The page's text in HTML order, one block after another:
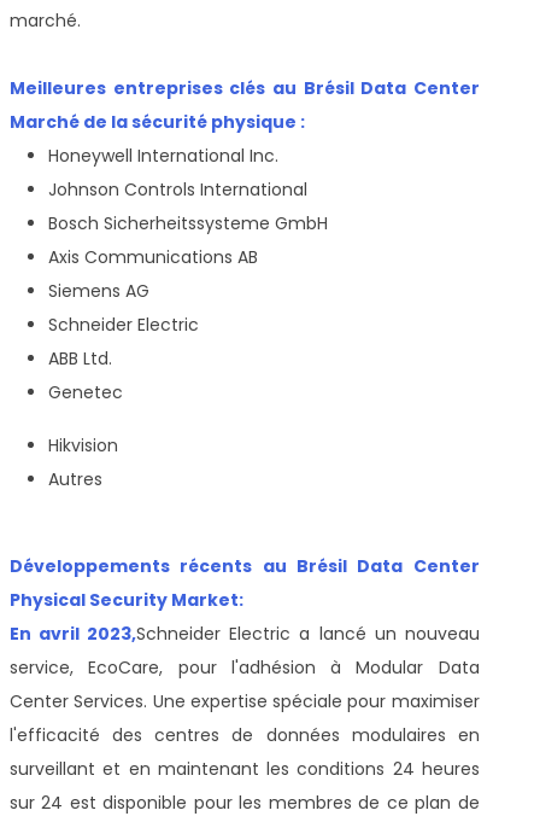
marché.
Meilleures entreprises clés au Brésil Data Center
Marché de la sécurité physique :
Honeywell International Inc.
Johnson Controls International
Bosch Sicherheitssysteme GmbH
Axis Communications AB
Siemens AG
Schneider Electric
ABB Ltd.
Genetec
Hikvision
Autres
Développements récents au Brésil Data Center
Physical Security Market:
En avril 2023,Schneider Electric a lancé un nouveau
service, EcoCare, pour l'adhésion à Modular Data
Center Services. Une expertise spéciale pour maximiser
l'efficacité des centres de données modulaires en
surveillant et en maintenant les conditions 24 heures
sur 24 est disponible pour les membres de ce plan de